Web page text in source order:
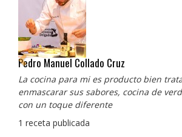
Albert Adrià
Redes sociales:
https://www.instagram.com/
https://www.instagram.com/
3 recetas publicadas